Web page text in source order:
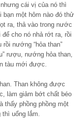
cái vị của nó thì
bạn một hôm nào đó thử
ra, thả vào trong nước
cho nó nhả rớt ra, rồi
nướng “hỏa than”
rượu, nướng hỏa than,
tàu mới được.
Than không được
làm giảm bớt chất béo
thấy phồng phồng một
thì uổng lắm.